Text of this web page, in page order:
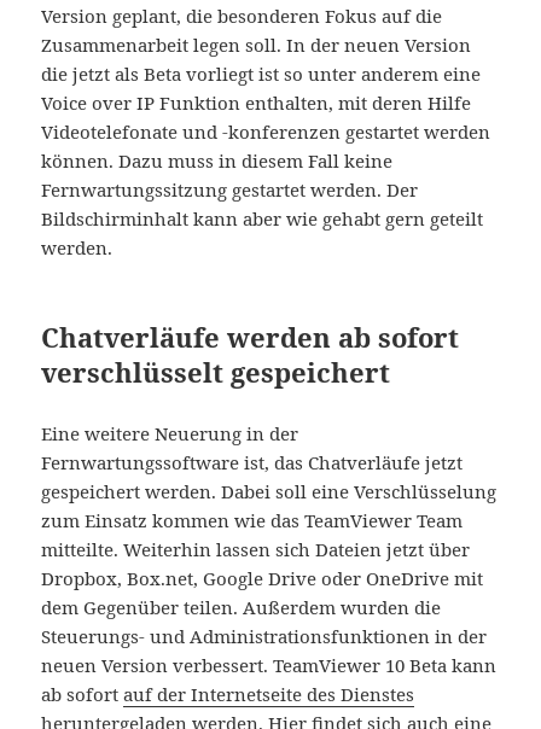
Version geplant, die besonderen Fokus auf die
Zusammenarbeit legen soll. In der neuen Version
die jetzt als Beta vorliegt ist so unter anderem eine
Voice over IP Funktion enthalten, mit deren Hilfe
Videotelefonate und -konferenzen gestartet werden
können. Dazu muss in diesem Fall keine
Fernwartungssitzung gestartet werden. Der
Bildschirminhalt kann aber wie gehabt gern geteilt
werden.
Chatverläufe werden ab sofort
verschlüsselt gespeichert
Eine weitere Neuerung in der
Fernwartungssoftware ist, das Chatverläufe jetzt
gespeichert werden. Dabei soll eine Verschlüsselung
zum Einsatz kommen wie das TeamViewer Team
mitteilte. Weiterhin lassen sich Dateien jetzt über
Dropbox, Box.net, Google Drive oder OneDrive mit
dem Gegenüber teilen. Außerdem wurden die
Steuerungs- und Administrationsfunktionen in der
neuen Version verbessert. TeamViewer 10 Beta kann
ab sofortauf der Internetseite des Dienstes
heruntergeladen werden. Hier findet sich auch eine